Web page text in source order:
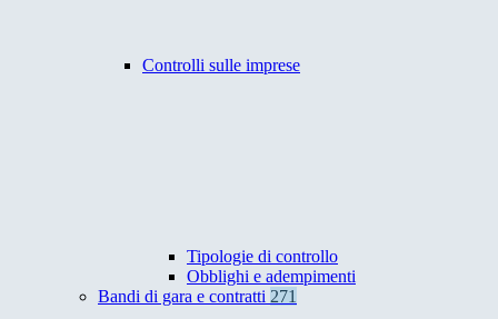
Controlli sulle imprese
Tipologie di controllo
Obblighi e adempimenti
Bandi di gara e contratti 271